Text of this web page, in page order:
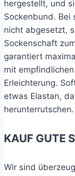
hergestellt, und
Sockenbund. Bei
nicht abgesetzt,
Sockenschaft
garantiert
mit
Erleichterung.
etwas Elastan,
herunterrutschen.
KAUF GUTE
Wir sind